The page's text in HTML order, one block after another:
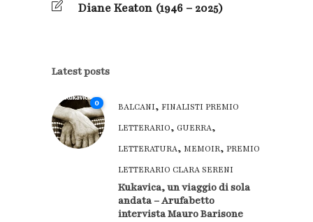
Diane Keaton (1946 – 2025)
Latest posts
0 BALCANI, FINALISTI PREMIO
LETTERARIO, GUERRA,
LETTERATURA, MEMOIR, PREMIO
LETTERARIO CLARA SERENI
Kukavica, un viaggio di sola
andata – Arufabetto
intervista Mauro Barisone